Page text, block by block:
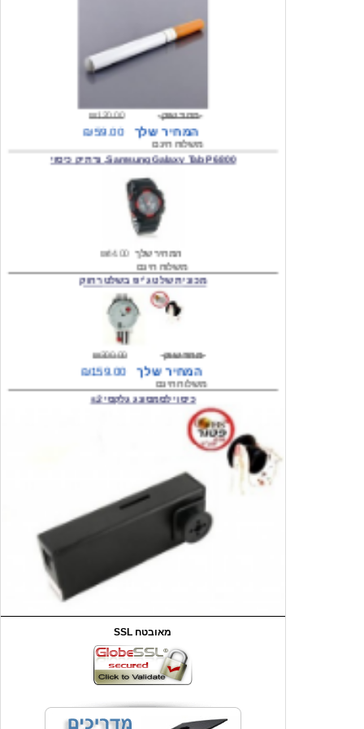
₪120.00
משלוח חינם
Samsung Galaxy Tab P6800, נרתיק כיסוי
המחיר שלך
משלוח חינם
₪300.00 מחיר שוק
₪159.00
כיסוי לסמסונג גלקסי s2
שעון יד לילדים קוף \תכלת
₪44.00 המחיר שלך
₪49.00 המחיר כולל משלוח :
SSL מאובטח